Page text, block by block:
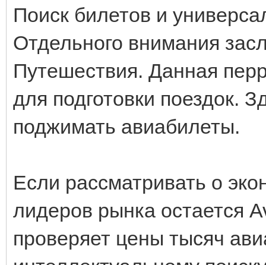
Поиск билетов и
Отдельного внимания
Путешествия. Данная
для подготовки поездок.
поджимать авиабилеты.
Если рассматривать о
лидеров рынка остается
проверяет цены тысяч